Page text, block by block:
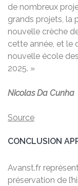
de nombreux
grands projets, la
nouvelle crèche
cette année, et le
nouvelle école
2025. »
Nicolas Da Cunha
Source
CONCLUSION
Avanst.fr
préservation de